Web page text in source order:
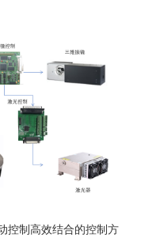
控制高效结合的控制方